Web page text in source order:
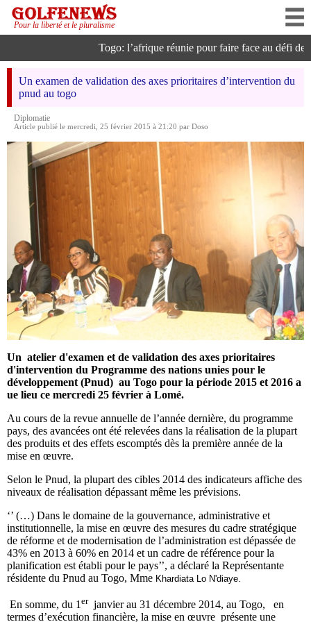
Pour la liberté et le pluralisme
Togo: l’afrique réunie pour faire face au défi de
Un examen de validation des axes prioritaires d’intervention du
pnud au togo
Diplomatie
Article publié le mercredi, 25 février 2015 à 21:20 par Doso
Un atelier d'examen et de validation des axes prioritaires
d'intervention du Programme des nations unies pour le
développement (Pnud) au Togo pour la période 2015 et 2016 a
ue lieu ce mercredi 25 février à Lomé.
Au cours de la revue annuelle de l’année dernière, du programme
pays, des avancées ont été relevées dans la réalisation de la plupart
des produits et des effets escomptés dès la première année de la
mise en œuvre.
Selon le Pnud, la plupart des cibles 2014 des indicateurs affiche des
niveaux de réalisation dépassant même les prévisions.
‘’ (…) Dans le domaine de la gouvernance, administrative et
institutionnelle, la mise en œuvre des mesures du cadre stratégique
de réforme et de modernisation de l’administration est dépassée de
43% en 2013 à 60% en 2014 et un cadre de référence pour la
planification est établi pour le pays’’, a déclaré la Représentante
résidente du Pnud au Togo, Mme Khardiata Lo N'diaye.
En somme, du 1 erjanvier au 31 décembre 2014, au Togo, en
termes d’exécution financière, la mise en œuvre présente une